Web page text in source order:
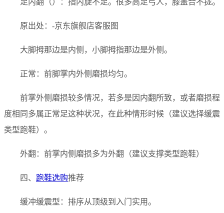
原出处：-京东旗舰店客服图
大脚拇那边是内侧，小脚拇指那边是外侧。
正常：前脚掌内外侧磨损均匀。
前掌外侧磨损较多情况，若多是因内翻所致，或者磨损程
度相同多属正常足这种状况，在此种情形时候（建议选择缓震
类型跑鞋）。
外翻：前掌内侧磨损多为外翻（建议支撑类型跑鞋）
四、 跑鞋选购推荐
缓冲缓震型：排序从顶级到入门实用。